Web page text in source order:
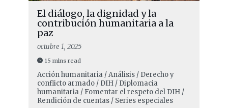
El diálogo, la dignidad y la
contribución humanitaria a la
paz
octubre 1, 2025
15 mins read
Acción humanitaria / Análisis / Derecho y
conflicto armado / DIH / Diplomacia
humanitaria / Fomentar el respeto del DIH /
Rendición de cuentas / Series especiales